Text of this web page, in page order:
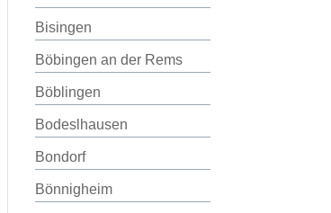
Bisingen
Böbingen an der Rems
Böblingen
Bodeslhausen
Bondorf
Bönnigheim